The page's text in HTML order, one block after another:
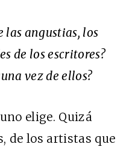
las angustias, los
de los escritores?
vez de ellos?
elige. Quizá
de los artistas que